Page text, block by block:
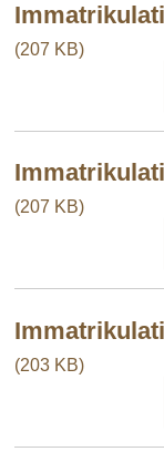
(207 KB)
(207 KB)
(203 KB)